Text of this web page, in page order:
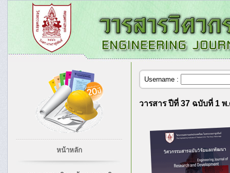
หน้าหลัก
Username :
วารสาร ปีที่ 37 ฉบับที่ 1 พ